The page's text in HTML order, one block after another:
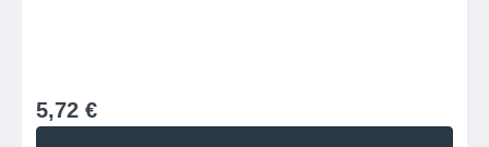
5,72 €